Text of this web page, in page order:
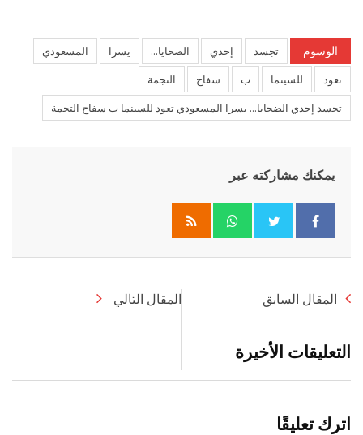
الوسوم تجسد إحدي الضحايا... يسرا
المسعودي
تعود
للسينما ب سفاح
التجمة
تجسد إحدي الضحايا... يسرا المسعودي تعود للسينما ب سفاح التجمة
يمكنك مشاركته عبر
Whatsapp
المقال السابق المقال التالي
التعليقات الأخيرة
اترك تعليقًا